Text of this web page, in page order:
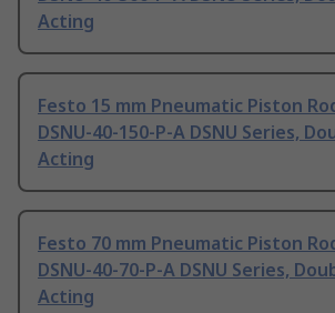
Acting
Festo 15 mm Pneumatic Piston
DSNU-40-150-P-A DSNU Series,
Acting
Festo 70 mm Pneumatic Piston
DSNU-40-70-P-A DSNU Series,
Acting